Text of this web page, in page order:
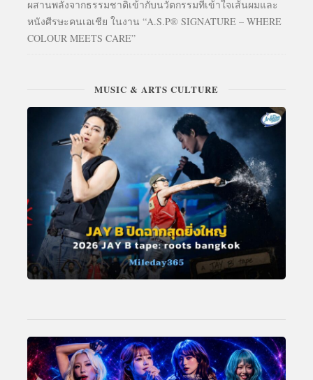
ผสานพลังจากธรรมชาติเข้ากับนวัตกรรมที่เข้าใจเส้นผมและ
หนังศีรษะคนเอเชีย ในงาน “A.S.P® SIGNATURE – WHERE
COLOUR MEETS CARE”
MUSIC & ARTS CULTURE